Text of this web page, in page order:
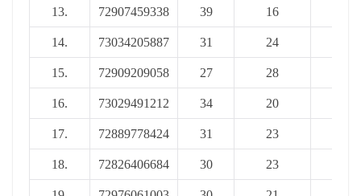
13. 72907459338 39 16
14. 73034205887 31 24
15. 72909209058 27 28
16. 73029491212 34 20
17. 72889778424 31 23
18. 72826406684 30 23